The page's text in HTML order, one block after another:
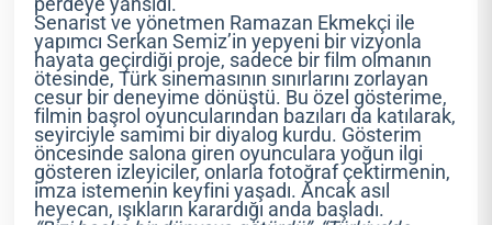
Senarist ve yönetmen Ramazan Ekmekçi ile
yapımcı Serkan Semiz’in yepyeni bir vizyonla
hayata geçirdiği proje, sadece bir film olmanın
ötesinde, Türk sinemasının sınırlarını zorlayan
cesur bir deneyime dönüştü. Bu özel gösterime,
filmin başrol oyuncularından bazıları da katılarak,
seyirciyle samimi bir diyalog kurdu. Gösterim
öncesinde salona giren oyunculara yoğun ilgi
gösteren izleyiciler, onlarla fotoğraf çektirmenin,
imza istemenin keyfini yaşadı. Ancak asıl
heyecan, ışıkların karardığı anda başladı.